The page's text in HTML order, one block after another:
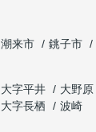
潮来市 銚子市
大字平井 大野原
大字長栖
波崎